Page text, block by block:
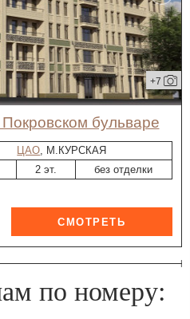
+7
бульваре
ЦАО, М.КУРСКАЯ
2 эт. без отделки
по номеру: